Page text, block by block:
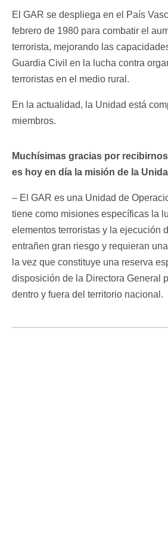
El GAR se despliega en el País
febrero de 1980 para combatir el
terrorista, mejorando las
Guardia Civil en la lucha contra
terroristas en el medio rural.
En la actualidad, la Unidad está
miembros.
Muchísimas gracias por
es hoy en día la misión de la
– El GAR es una Unidad de
tiene como misiones específicas la
elementos terroristas y la ejecución
entrañen gran riesgo y requieran
la vez que constituye una reserva
disposición de la Directora General
dentro y fuera del territorio nacional.